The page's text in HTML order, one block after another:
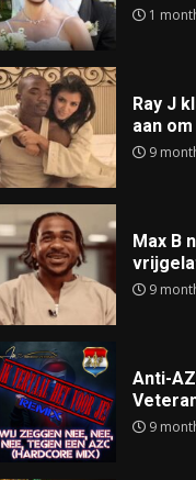
1
Ray J
aan
9
Max B
9
Anti-
9